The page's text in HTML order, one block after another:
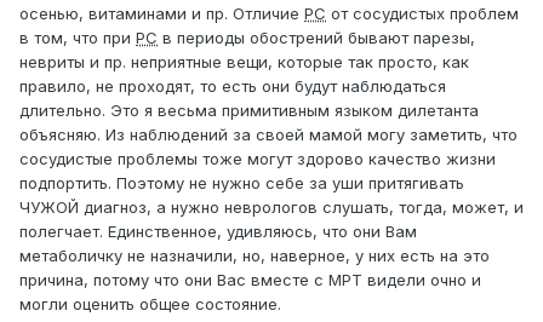
осенью, витаминами и пр. Отличие РС от сосудистых проблем
в том, что при РС в периоды обострений бывают парезы,
невриты и пр. неприятные вещи, которые так просто, как
правило, не проходят, то есть они будут наблюдаться
длительно. Это я весьма примитивным языком дилетанта
объясняю. Из наблюдений за своей мамой могу заметить, что
сосудистые проблемы тоже могут здорово качество жизни
подпортить. Поэтому не нужно себе за уши притягивать
ЧУЖОЙ диагноз, а нужно неврологов слушать, тогда, может, и
полегчает. Единственное, удивляюсь, что они Вам
метаболичку не назначили, но, наверное, у них есть на это
причина, потому что они Вас вместе с МРТ видели очно и
могли оценить общее состояние.